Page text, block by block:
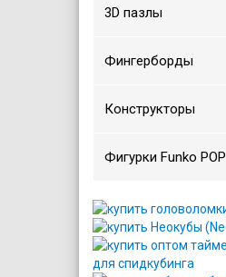
3D пазлы
Фингерборды
Конструкторы
Фигурки Funko POP